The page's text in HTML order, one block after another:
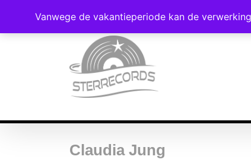
Claudia Jung
Vanwege de vakantieperiode kan de